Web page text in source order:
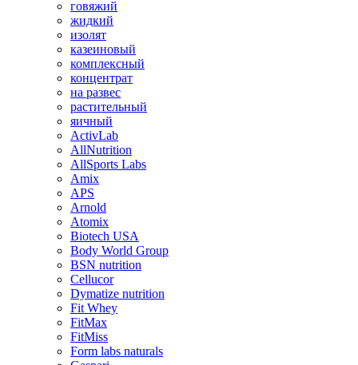
говяжий
жидкий
изолят
казеиновый
комплексный
концентрат
на развес
растительный
яичный
ActivLab
AllNutrition
AllSports Labs
Amix
APS
Arnold
Atomix
Biotech USA
Body World Group
BSN nutrition
Cellucor
Dymatize nutrition
Fit Whey
FitMax
FitMiss
Form labs naturals